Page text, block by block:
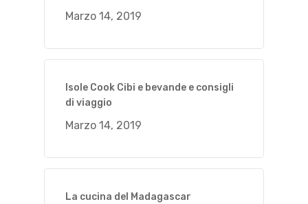
Marzo 14, 2019
Isole Cook Cibi e bevande e consigli
di viaggio
Marzo 14, 2019
La cucina del Madagascar